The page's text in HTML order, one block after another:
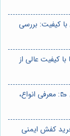
کیفیت: بررسی
کیفیت عالی از
معرفی انواع،
کفش ایمنی